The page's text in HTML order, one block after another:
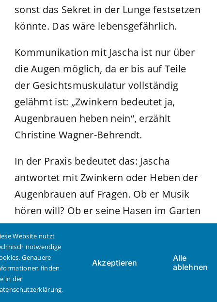
sonst das Sekret in der Lunge festsetzen
könnte. Das wäre lebensgefährlich.
Kommunikation mit Jascha ist nur über
die Augen möglich, da er bis auf Teile
der Gesichtsmuskulatur vollständig
gelähmt ist: „Zwinkern bedeutet ja,
Augenbrauen heben nein“, erzählt
Christine Wagner-Behrendt.
In der Praxis bedeutet das: Jascha
antwortet mit Zwinkern oder Heben der
Augenbrauen auf Fragen. Ob er Musik
hören will? Ob er seine Hasen im Garten
besuchen möchte, ob er aufstehen oder
ausruhen möchte?
Ganz wichtig ist es für Familie Behrendt,
dass die Mahlzeiten gemeinsam in der
Website nutzt
notwendige
Genauere
finden
in der
Akzeptieren
Alle
ablehnen